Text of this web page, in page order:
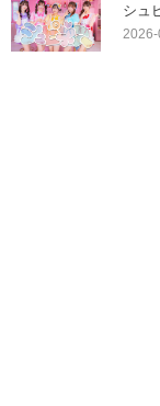
シュ